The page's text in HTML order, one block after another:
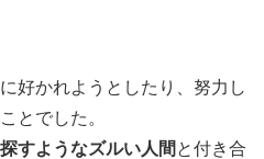
好かれようとしたり、努力し
とでした。
すようなズルい人間 と付き合